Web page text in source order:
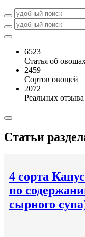
6523
Статья об
2459
Сортов овощей
2072
Реальных отзыва
Статьи
4 сорта
по
сырного